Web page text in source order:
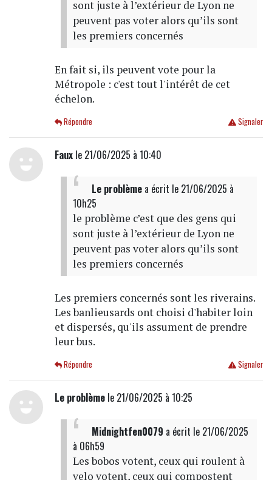
sont juste à l’extérieur de Lyon ne
peuvent pas voter alors qu’ils sont
les premiers concernés
En fait si, ils peuvent vote pour la
Métropole : c'est tout l'intérêt de cet
échelon.
Signaler
Répondre
Fauxle 21/06/2025 à 10:40
Le problèmea écrit le 21/06/2025 à
10h25
le problème c’est que des gens qui
sont juste à l’extérieur de Lyon ne
peuvent pas voter alors qu’ils sont
les premiers concernés
Les premiers concernés sont les riverains.
Les banlieusards ont choisi d'habiter loin
et dispersés, qu'ils assument de prendre
leur bus.
Signaler
Répondre
Le problèmele 21/06/2025 à 10:25
Midnightfen0079 a écrit le 21/06/2025
à 06h59
Les bobos votent, ceux qui roulent à
velo votent, ceux qui compostent